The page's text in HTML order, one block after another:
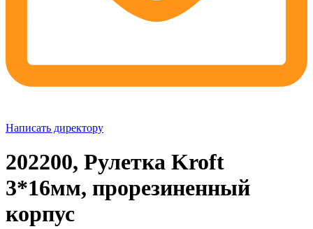
Написать директору
202200, Рулетка Kroft
3*16мм, прорезиненный
корпус